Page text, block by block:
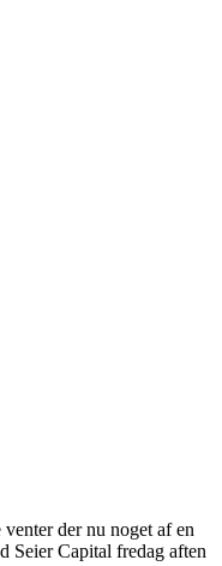
der nu noget af en
Seier Capital fredag aften